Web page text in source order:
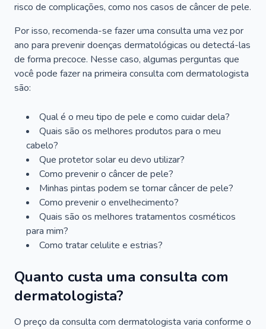
risco de complicações, como nos casos de câncer de pele.
Por isso, recomenda-se fazer uma consulta uma vez por
ano para prevenir doenças dermatológicas ou detectá-las
de forma precoce. Nesse caso, algumas perguntas que
você pode fazer na primeira consulta com dermatologista
são:
Qual é o meu tipo de pele e como cuidar dela?
Quais são os melhores produtos para o meu
cabelo?
Que protetor solar eu devo utilizar?
Como prevenir o câncer de pele?
Minhas pintas podem se tornar câncer de pele?
Como prevenir o envelhecimento?
Quais são os melhores tratamentos cosméticos
para mim?
Como tratar celulite e estrias?
Quanto custa uma consulta com
dermatologista?
O preço da consulta com dermatologista varia conforme o